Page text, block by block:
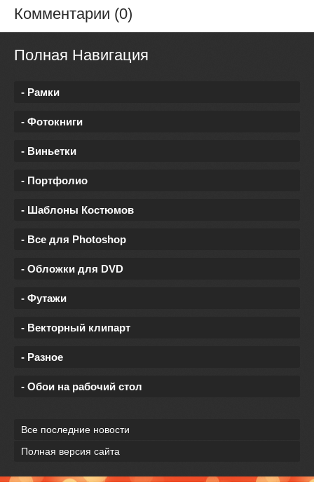
Комментарии (0)
Полная Навигация
- Рамки
- Фотокниги
- Виньетки
- Портфолио
- Шаблоны Костюмов
- Все для Photoshop
- Обложки для DVD
- Футажи
- Векторный клипарт
- Разное
- Обои на рабочий стол
Все последние новости
Полная версия сайта